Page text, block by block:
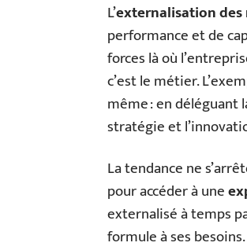
L’externalisation des
performance et de
forces là où
c’est le métier.
même : en
stratégie et
La tendance ne
pour accéder à une
externalisé à temps
formule à ses besoins.